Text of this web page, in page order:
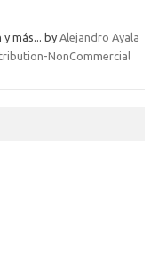
más... by Alejandro Ayala
NonCommercial